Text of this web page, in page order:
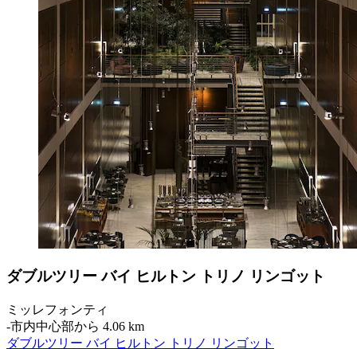
ダブルツリー バイ ヒルトン トリノ リンゴット
ミッレフォンティ
‐市内中心部から 4.06 km
ダブルツリー バイ ヒルトン トリノ リンゴット